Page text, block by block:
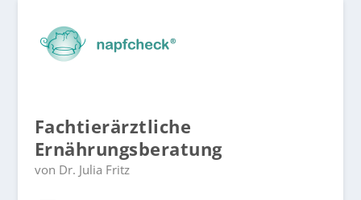
Fachtierärztliche
Ernährungsberatung
von Dr. Julia Fritz